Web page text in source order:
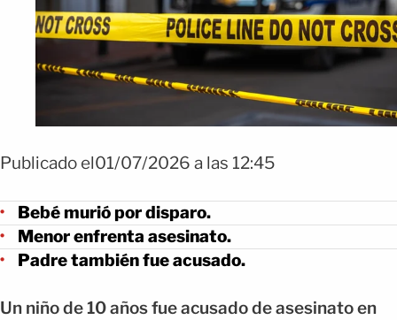
Publicado el01/07/2026 a las 12:45
Bebé murió por disparo.
Menor enfrenta asesinato.
Padre también fue acusado.
Un niño de 10 años fue acusado de asesinato en